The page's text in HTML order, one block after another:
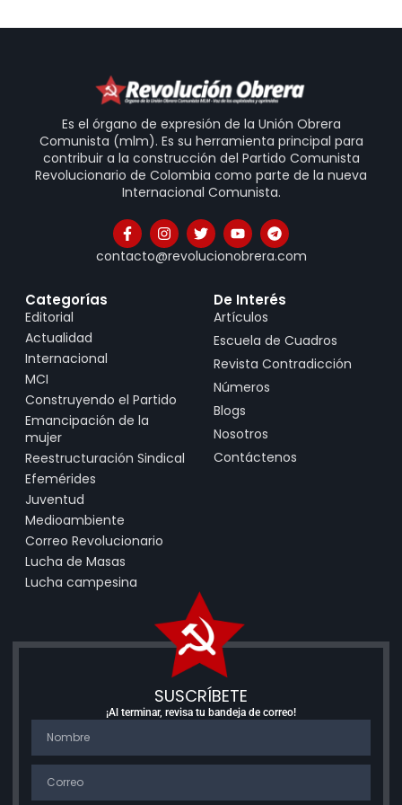
Es el órgano de expresión de la Unión Obrera
Comunista (mlm). Es su herramienta principal para
contribuir a la construcción del Partido Comunista
Revolucionario de Colombia como parte de la nueva
Internacional Comunista.
contacto@revolucionobrera.com
Categorías
Editorial
Actualidad
Internacional
MCI
Construyendo el Partido
Emancipación de la
mujer
Reestructuración Sindical
Efemérides
Juventud
Medioambiente
Correo Revolucionario
Lucha de Masas
Lucha campesina
De Interés
Artículos
Escuela de Cuadros
Revista Contradicción
Números
Blogs
Nosotros
Contáctenos
SUSCRÍBETE
¡Al terminar, revisa tu bandeja de correo!